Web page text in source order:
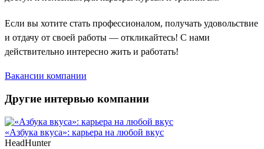
Если вы хотите стать профессионалом, получать удовольствие
и отдачу от своей работы — откликайтесь! С нами
действительно интересно жить и работать!
Вакансии компании
Другие интервью компании
«Азбука вкуса»: карьера на любой вкус
HeadHunter